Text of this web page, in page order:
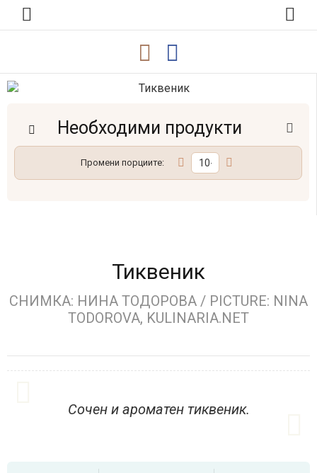
Необходими продукти
Промени порциите:
Тиквеник
СНИМКА: НИНА ТОДОРОВА / PICTURE: NINA
TODOROVA, KULINARIA.NET
Сочен и ароматен тиквеник.